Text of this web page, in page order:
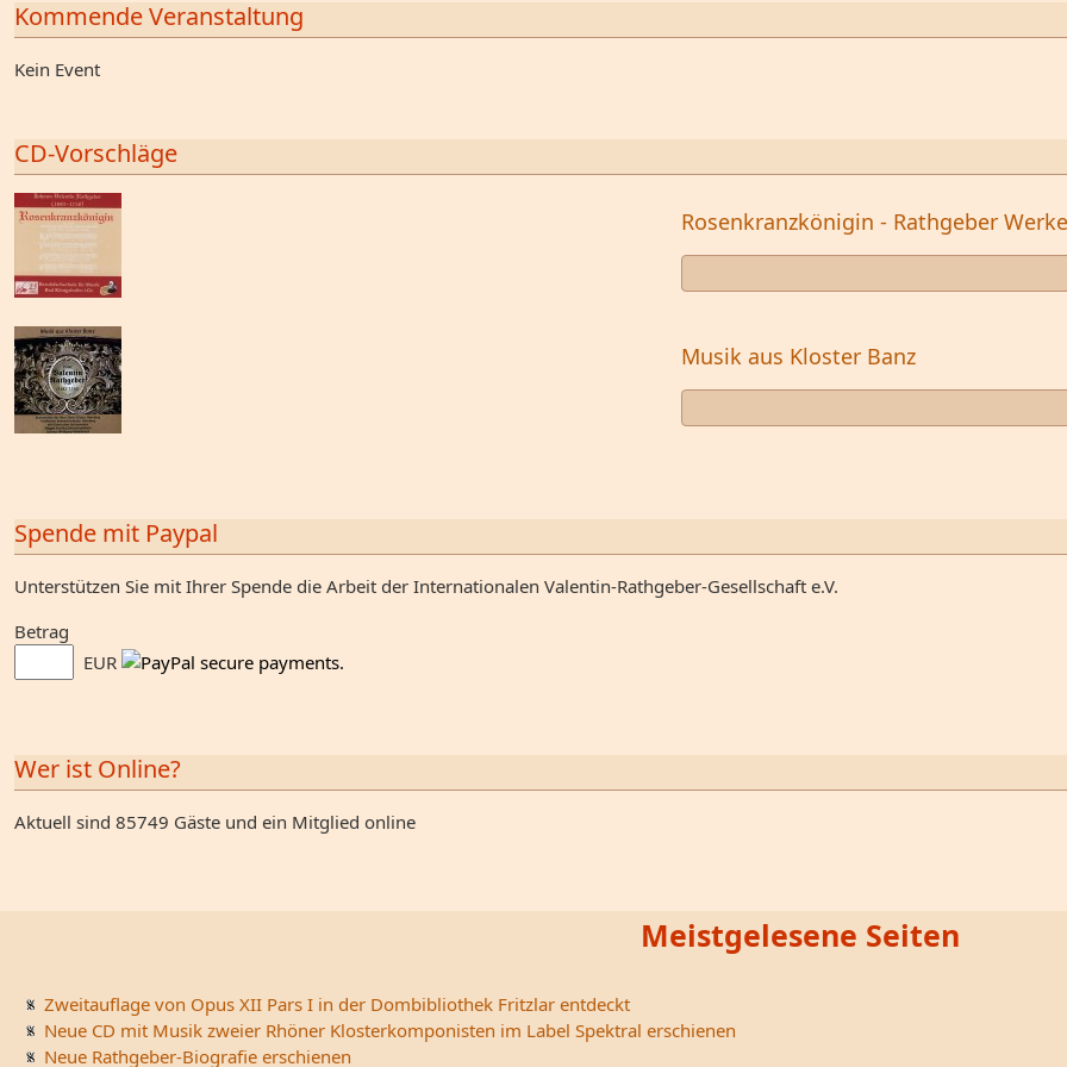
Kommende Veranstaltung
Kein Event
CD-Vorschläge
Rosenkranzkönigin - Rathgeber Werke
Musik aus Kloster Banz
Spende mit Paypal
Unterstützen Sie mit Ihrer Spende die Arbeit der Internationalen Valentin-Rathgeber-Gesellschaft e.V.
Betrag
EUR
Wer ist Online?
Aktuell sind 85749 Gäste und ein Mitglied online
Meistgelesene Seiten
Zweitauflage von Opus XII Pars I in der Dombibliothek Fritzlar entdeckt
Neue CD mit Musik zweier Rhöner Klosterkomponisten im Label Spektral erschienen
Neue Rathgeber-Biografie erschienen